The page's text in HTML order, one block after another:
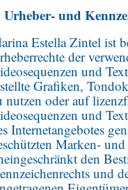
Urheber- und
Estella Zintel ist
der
und
Grafiken,
nutzen oder auf
und
Internetangebotes
Marken-
den
und